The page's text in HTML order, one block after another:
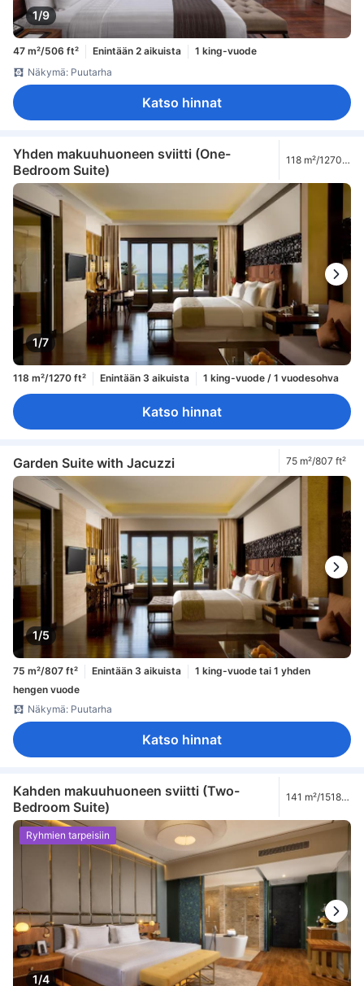
1/9
47 m²/506 ft² Enintään 2 aikuista
1 king-vuode
Näkymä: Puutarha
Katso hinnat
Yhden makuuhuoneen sviitti (One-
Bedroom Suite)
118 m²/1270
1/7
118 m²/1270 ft² Enintään 3 aikuista 1 king-vuode / 1 vuodesohva
Katso hinnat
Garden Suite with Jacuzzi 75 m²/807 ft²
1/5
75 m²/807 ft² Enintään 3 aikuista
1 king-vuode tai 1 yhden
hengen vuode
Näkymä: Puutarha
Katso hinnat
Kahden makuuhuoneen sviitti (Two-
Bedroom Suite)
141 m²/1518
1/4
Ryhmien tarpeisiin